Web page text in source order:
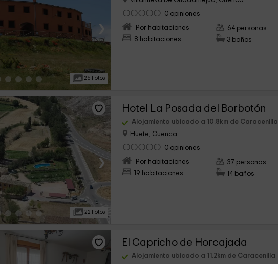
›
26 Fotos
0 opiniones
Por habitaciones
8 habitaciones
64 personas
3 baños
›
22 Fotos
Hotel La Posada del Borbotón
Alojamiento ubicado a 10.8km de Caracenilla
Huete, Cuenca
0 opiniones
Por habitaciones
19 habitaciones
37 personas
14 baños
El Capricho de Horcajada
Alojamiento ubicado a 11.2km de Caracenilla